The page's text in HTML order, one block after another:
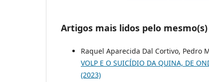
Artigos mais lidos pelo
Raquel Aparecida Dal Cortivo, Pedro
VOLP E O SUICÍDIO DA QUINA, DE
(2023)